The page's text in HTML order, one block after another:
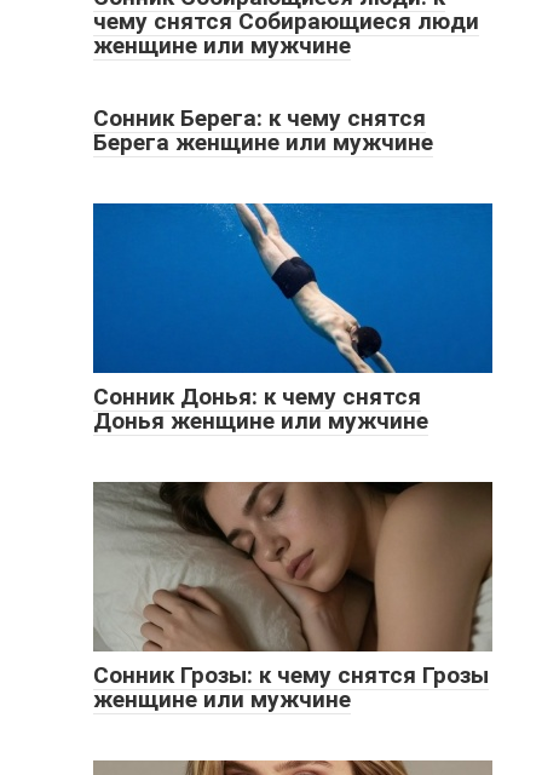
чему снятся Собирающиеся люди
женщине или мужчине
Сонник Берега: к чему снятся
Берега женщине или мужчине
Сонник Донья: к чему снятся
Донья женщине или мужчине
Сонник Грозы: к чему снятся Грозы
женщине или мужчине